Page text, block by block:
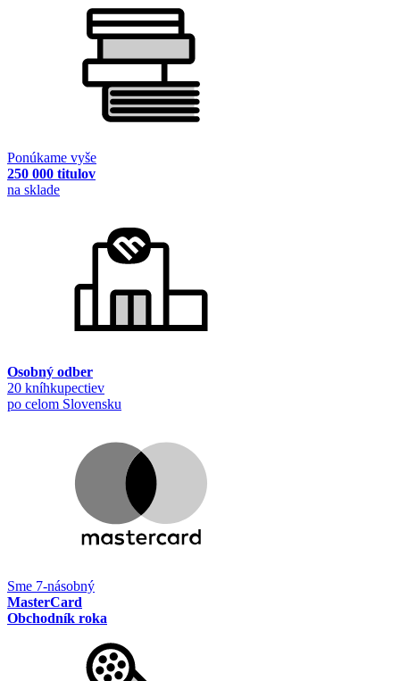
Ponúkame vyše
250 000 titulov
na sklade
Osobný odber
20 kníhkupectiev
po celom Slovensku
Sme 7-násobný
MasterCard
Obchodník roka